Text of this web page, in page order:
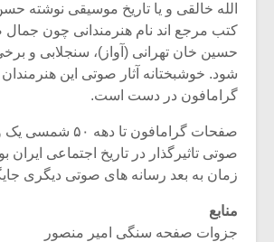
الله خالقی و یا تاریخ موسیقی نوشته
کتب مرجع اند نام هنرمندانی چون جمال
حسین خان تهرانی (آواز)، سنجلابی و
شود. خوشبختانه آثار صوتی این
گرامافون در دست است.
صفحات گرامافون تا
صوتی تاثیرگذار در تاریخ اجتماعی ایران
زمان به بعد رسانه های صوتی دیگری
منابع
جزوات صفحه سنگی امیر منصور